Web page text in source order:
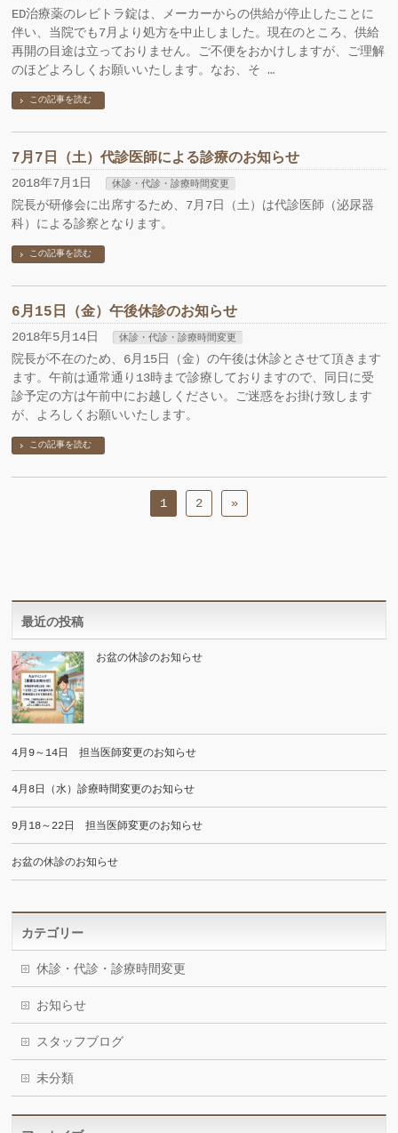
ED治療薬のレビトラ錠は、メーカーからの供給が停止したことに
伴い、当院でも7月より処方を中止しました。現在のところ、供給
再開の目途は立っておりません。ご不便をおかけしますが、ご理解
のほどよろしくお願いいたします。なお、そ …
この記事を読む
7月7日（土）代診医師による診療のお知らせ
2018年7月1日 休診・代診・診療時間変更
院長が研修会に出席するため、7月7日（土）は代診医師（泌尿器
科）による診察となります。
この記事を読む
6月15日（金）午後休診のお知らせ
2018年5月14日 休診・代診・診療時間変更
院長が不在のため、6月15日（金）の午後は休診とさせて頂きます
ます。午前は通常通り13時まで診療しておりますので、同日に受
診予定の方は午前中にお越しください。ご迷惑をお掛け致します
が、よろしくお願いいたします。
この記事を読む
1 2 »
最近の投稿
お盆の休診のお知らせ
4月9～14日 担当医師変更のお知らせ
4月8日（水）診療時間変更のお知らせ
9月18～22日 担当医師変更のお知らせ
お盆の休診のお知らせ
カテゴリー
休診・代診・診療時間変更
お知らせ
スタッフブログ
未分類